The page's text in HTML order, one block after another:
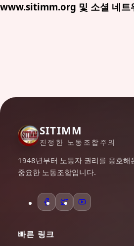
www.sitimm.org 및 소셜 네트
SITIMM
진정한 노동조합주의
1948년부터 노동자 권리를 옹호해
중요한 노동조합입니다.
빠른 링크